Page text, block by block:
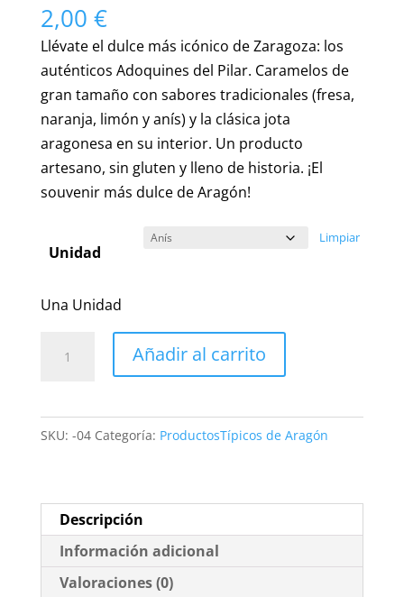
2,00 €
Llévate el dulce más icónico de Zaragoza: los
auténticos Adoquines del Pilar. Caramelos de
gran tamaño con sabores tradicionales (fresa,
naranja, limón y anís) y la clásica jota
aragonesa en su interior. Un producto
artesano, sin gluten y lleno de historia. ¡El
souvenir más dulce de Aragón!
Unidad
Limpiar
Una Unidad
Adoquines
Pilar
–
Más
Famoso
de
Aragón
Añadir al carrito
SKU: -04 Categoría: ProductosTípicos de Aragón
Descripción
Información adicional
Valoraciones (0)